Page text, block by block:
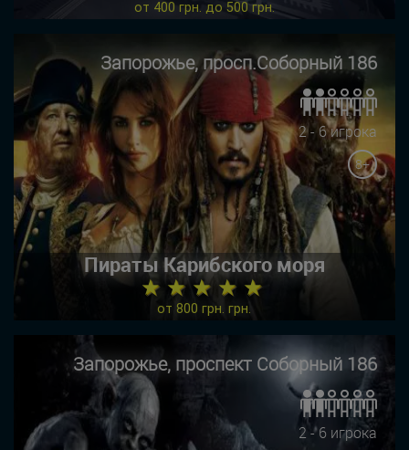
от 400 грн. до 500 грн.
Запорожье, просп.Соборный 186
2 - 6 игрока
8+
Пираты Карибского моря
★ ★ ★ ★ ★
от 800 грн. грн.
Запорожье, проспект Соборный 186
2 - 6 игрока